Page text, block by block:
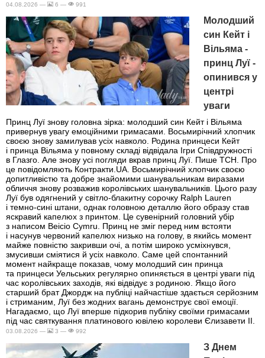
04.08.2026 — 6 — 991
Молодший
син Кейт і
Вільяма -
принц Луї -
опинився у
центрі
уваги
Принц Луї знову головна зірка: молодший син Кейт і Вільяма
привернув увагу емоційними гримасами. Восьмирічний хлопчик
своєю знову замилував усіх навколо. Родина принцеси Кейт
і принца Вільяма у повному складі відвідала Ігри Співдружності
в Глазго. Але знову усі погляди вкрав принц Луї. Пише ТСН. Про
це повідомляють Контракти.UA. Восьмирічний хлопчик своєю
допитливістю та добре знайомими шанувальникам виразами
обличчя знову розважив королівських шанувальників. Цього разу
Луї був одягнений у світло-блакитну сорочку Ralph Lauren
і темно-сині штани, однак головною деталлю його образу став
яскравий капелюх з принтом. Це сувенірний головний убір
з написом Beicio Cymru. Принц не зміг перед ним встояти
і насунув червоний капелюх низько на голову, в якийсь момент
майже повністю закривши очі, а потім широко усміхнувся,
змусивши сміятися й усіх навколо. Саме цей спонтанний
момент найкраще показав, чому молодший син принца
та принцеси Уельських регулярно опиняється в центрі уваги під
час королівських заходів, які відвідує з родиною. Якщо його
старший брат Джордж на публіці найчастіше здається серйозним
і стриманим, Луї без жодних вагань демонструє свої емоції.
Нагадаємо, що Луї вперше підкорив публіку своїми гримасами
під час святкування платинового ювілею королеви Єлизавети II.
03.08.2026 — 3 — 992
З Днем